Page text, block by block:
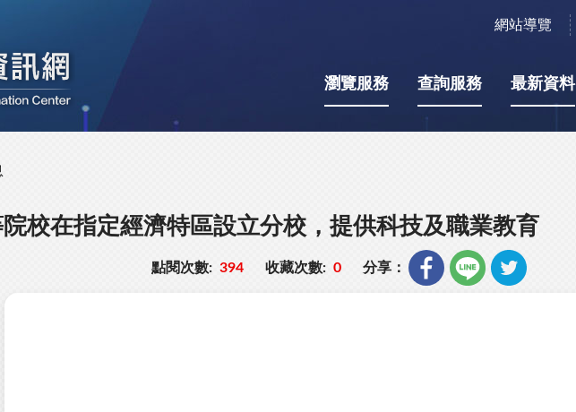
網站導覽
瀏覽服務 查詢服務 最新資料
校在指定經濟特區設立分校，提供科技及職業教育
點閱次數: 394 收藏次數: 0 分享：